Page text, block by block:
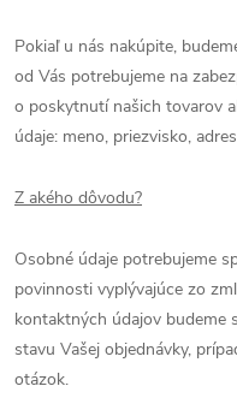
Pokiaľ u nás nakúpite,
od Vás potrebujeme na
o poskytnutí našich tovarov
údaje: meno, priezvisko,
Z akého dôvodu?
Osobné údaje potrebujeme
povinnosti vyplývajúce zo
kontaktných údajov budeme
stavu Vašej objednávky,
otázok.